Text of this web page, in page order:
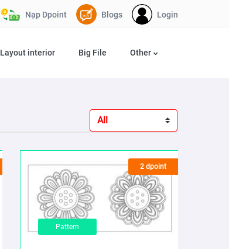
Login
Blogs
Nạp Dpoint
Layout interior Big File Other
Pattern
2 dpoint